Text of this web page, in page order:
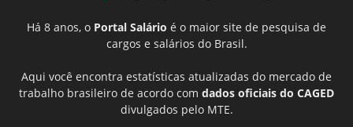
Há 8 anos, o Portal Salário é o maior site de pesquisa de
cargos e salários do Brasil.
Aqui você encontra estatísticas atualizadas do mercado de
trabalho brasileiro de acordo com dados oficiais do CAGED
divulgados pelo MTE.